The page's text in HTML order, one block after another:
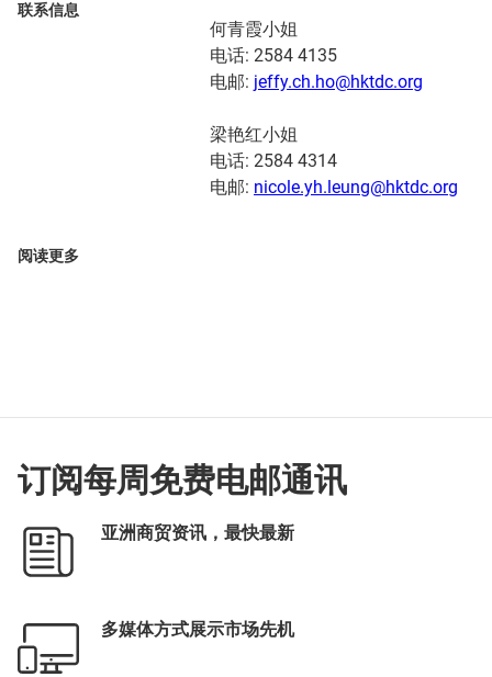
联系信息
何青霞小姐
电话: 2584 4135
电邮: jeffy.ch.ho@hktdc.org
梁艳红小姐
电话: 2584 4314
电邮: nicole.yh.leung@hktdc.org
阅读更多
订阅每周免费电邮通讯
亚洲商贸资讯，最快最新
多媒体方式展示市场先机